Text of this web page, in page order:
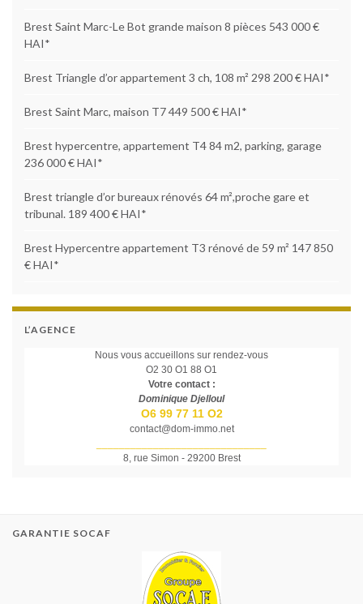
Brest Saint Marc-Le Bot grande maison 8 pièces 543 000 €
HAI*
Brest Triangle d’or appartement 3 ch, 108 m² 298 200 € HAI*
Brest Saint Marc, maison T7 449 500 € HAI*
Brest hypercentre, appartement T4 84 m2, parking, garage
236 000 € HAI*
Brest triangle d’or bureaux rénovés 64 m²,proche gare et
tribunal. 189 400 € HAI*
Brest Hypercentre appartement T3 rénové de 59 m² 147 850
€ HAI*
L’AGENCE
Nous vous accueillons sur rendez-vous
O2 30 O1 88 O1
Votre contact :
Dominique Djelloul
O6 99 77 11 O2
contact@dom-immo.net
8, rue Simon - 29200 Brest
GARANTIE SOCAF